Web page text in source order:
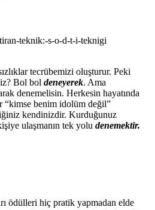
tecrübemizi oluşturur. Peki
Bol bol deneyerek. Ama
denemelisin. Herkesin hayatında
“kimse benim idolüm değil”
kendinizdir. Kurduğunuz
ulaşmanın tek yolu denemektir.
ödülleri hiç pratik yapmadan elde